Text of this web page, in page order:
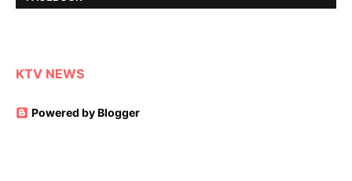
KTV NEWS
Powered by Blogger